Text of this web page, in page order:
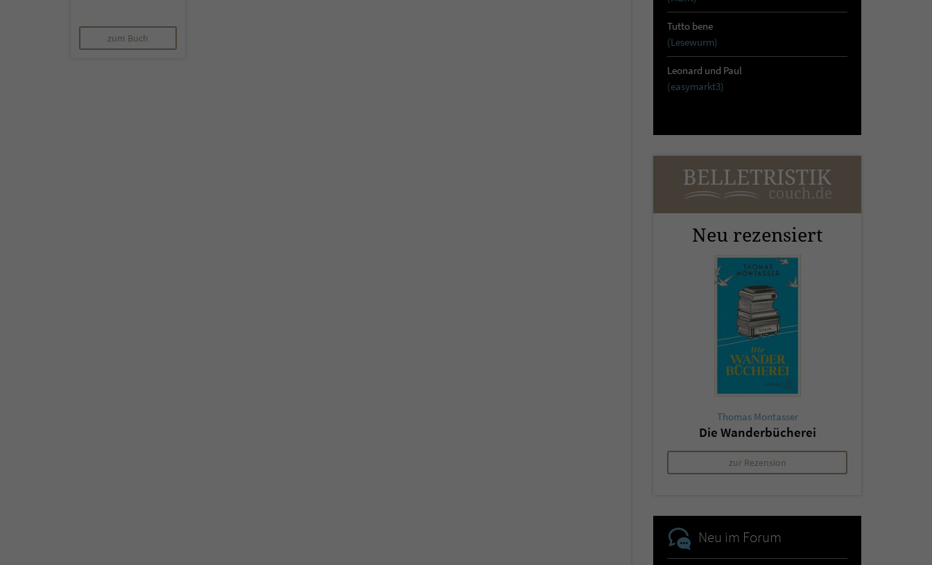
zum Buch
Tutto bene
(Lesewurm)
Leonard und Paul
(easymarkt3)
Neu rezensiert
Thomas Montasser
Die Wanderbücherei
zur Rezension
Neu im Forum